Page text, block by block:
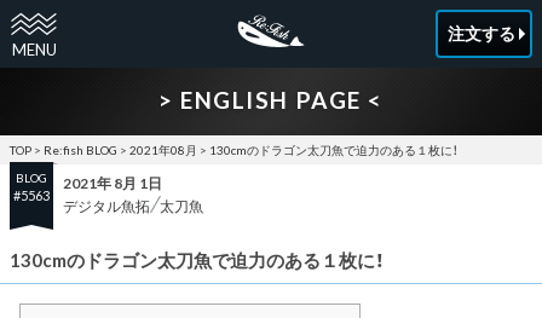
注文する
> ENGLISH PAGE <
TOP > Re:fish BLOG > 2021年08月 > 130cmのドラゴン太刀魚で迫力のある１枚に！
BLOG
#5563
2021年 8月 1日
デジタル魚拓 太刀魚
130cmのドラゴン太刀魚で迫力のある１枚に！